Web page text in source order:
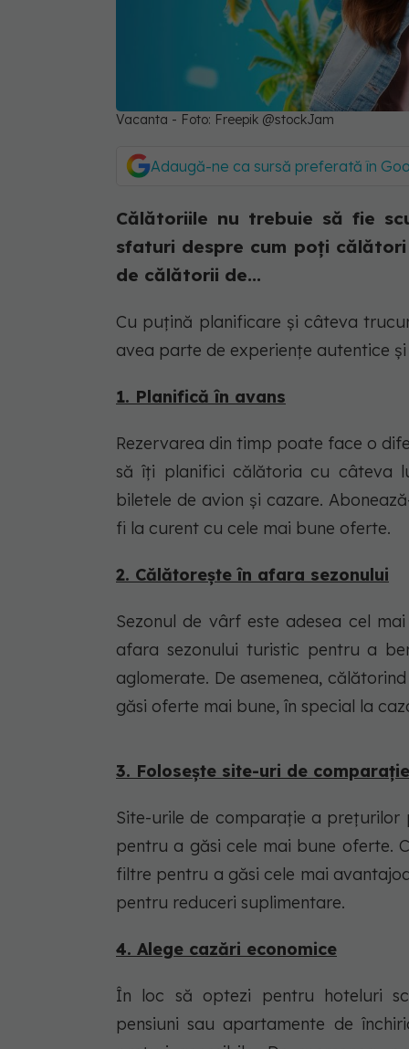
Vacanta - Foto: Freepik @stockJam
Adaugă-ne ca sursă preferată în
Călătoriile nu trebuie să fie
sfaturi despre cum poți
de călătorii de...
Cu puțină planificare și câteva
avea parte de experiențe autentice
1. Planifică în avans
Rezervarea din timp poate face o
să îți planifici călătoria cu câteva
biletele de avion și cazare.
fi la curent cu cele mai bune oferte.
2. Călătorește în afara sezonului
Sezonul de vârf este adesea cel
afara sezonului turistic pentru a
aglomerate. De asemenea,
găsi oferte mai bune, în special la
3. Folosește site-uri de
Site-urile de comparație a prețurilor
pentru a găsi cele mai bune oferte.
filtre pentru a găsi cele mai
pentru reduceri suplimentare.
4. Alege cazări economice
În loc să optezi pentru hoteluri
pensiuni sau apartamente de